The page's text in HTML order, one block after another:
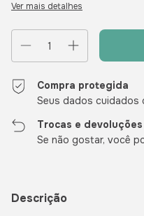
Ver mais detalhes
Compra protegida
Seus dados cuidados
Trocas e devoluções
Se não gostar, você
Descrição